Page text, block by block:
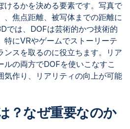
けるかを決める要素です。写真で
、焦点距離、被写体までの距離に
では、DOFは芸術的かつ技術的
特にVRやゲームでストーリーテ
ンスを取るのに役立ちます。リア
ルの両方でDOFを使いこなすこ
気作り、リアリティの向上が可能
？なぜ重要なのか